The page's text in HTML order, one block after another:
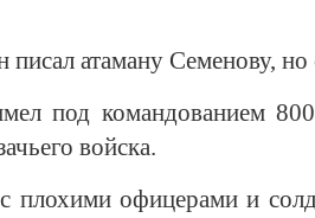
атаману Семенову, но
под командованием
войска.
офицерами и